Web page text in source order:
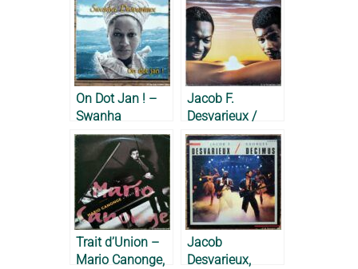
On Dot Jan ! –
Swanha
Desvarieux, 2004
Jacob F.
Desvarieux /
Georges
Decimus – 1986
Trait d’Union –
Mario Canonge,
Jacob
Desvarieux,